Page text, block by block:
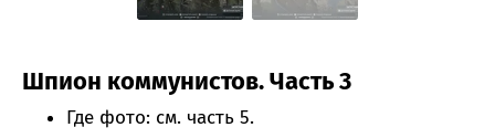
Шпион коммунистов. Часть 3
Где фото: см. часть 5.